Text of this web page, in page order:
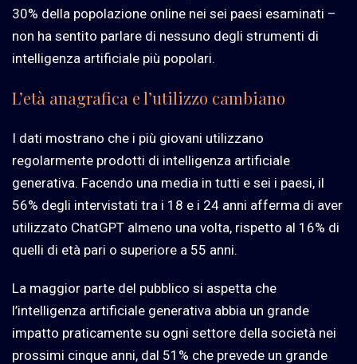
30% della popolazione online nei sei paesi esaminati –
non ha sentito parlare di nessuno degli strumenti di
intelligenza artificiale più popolari.
L’età anagrafica e l’utilizzo cambiano
I dati mostrano che i più giovani utilizzano
regolarmente prodotti di intelligenza artificiale
generativa. Facendo una media in tutti e sei i paesi, il
56% degli intervistati tra i 18 e i 24 anni afferma di aver
utilizzato ChatGPT almeno una volta, rispetto al 16% di
quelli di età pari o superiore a 55 anni.
La maggior parte del pubblico si aspetta che
l’intelligenza artificiale generativa abbia un grande
impatto praticamente su ogni settore della società nei
prossimi cinque anni, dal 51% che prevede un grande